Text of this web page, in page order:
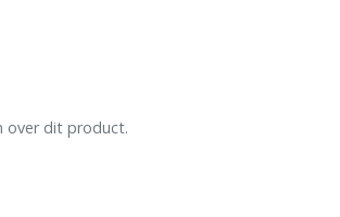
over dit product.